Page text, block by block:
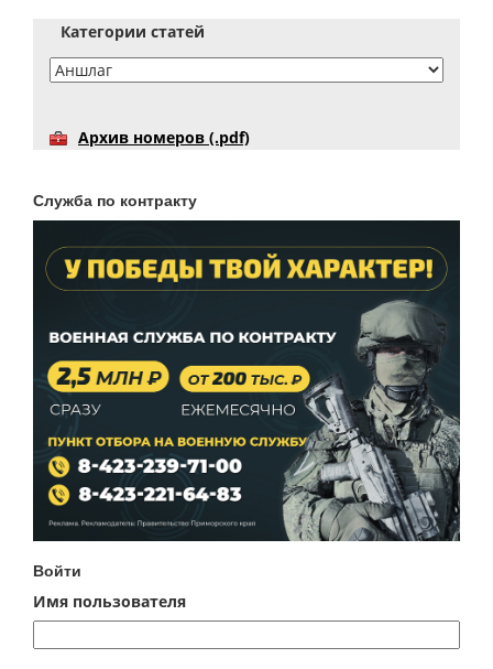
Категории статей
Архив номеров (.pdf)
Служба по контракту
Войти
Имя пользователя